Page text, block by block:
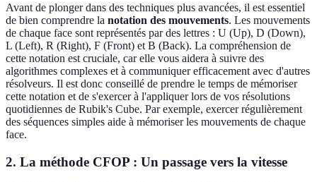
Avant de plonger dans des techniques plus avancées, il est essentiel
de bien comprendre la notation des mouvements. Les mouvements
de chaque face sont représentés par des lettres : U (Up), D (Down),
L (Left), R (Right), F (Front) et B (Back). La compréhension de
cette notation est cruciale, car elle vous aidera à suivre des
algorithmes complexes et à communiquer efficacement avec d'autres
résolveurs. Il est donc conseillé de prendre le temps de mémoriser
cette notation et de s'exercer à l'appliquer lors de vos résolutions
quotidiennes de Rubik's Cube. Par exemple, exercer régulièrement
des séquences simples aide à mémoriser les mouvements de chaque
face.
2. La méthode CFOP : Un passage vers la vitesse